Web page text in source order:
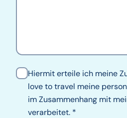
Hiermit erteile ich meine
love to travel meine
im Zusammenhang mit
verarbeitet.